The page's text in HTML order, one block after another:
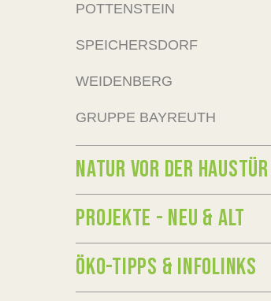
POTTENSTEIN
SPEICHERSDORF
WEIDENBERG
GRUPPE BAYREUTH
NATUR VOR DER HAUSTÜR
PROJEKTE - NEU & ALT
ÖKO-TIPPS & INFOLINKS